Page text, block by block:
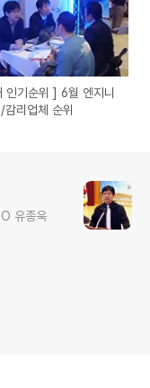
인기순위 ] 6월 엔지니
리업체 순위
유종욱